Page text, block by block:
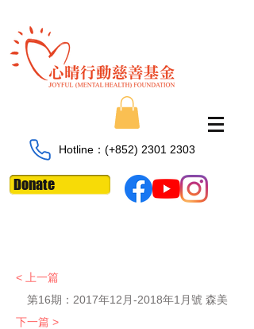
Hotline：​​(+852) 2301 2303
Donate
< 上一篇
第16期：2017年12月-2018年1月號 森美
下一篇 >